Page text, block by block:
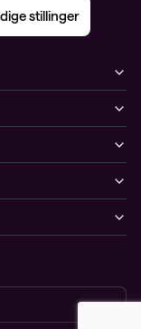
stillinger